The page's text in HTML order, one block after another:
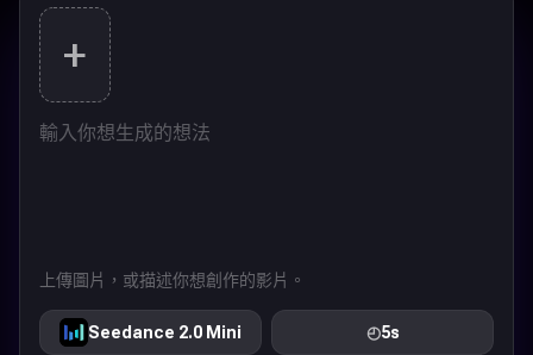
+
上傳圖片，或描述你想創作的影片。
Seedance 2.0 Mini ◴5s